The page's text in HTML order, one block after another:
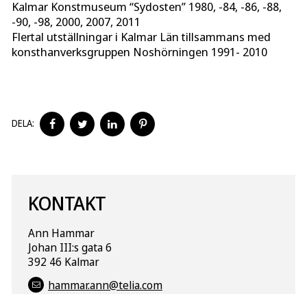
Kalmar Konstmuseum “Sydosten” 1980, -84, -86, -88,
-90, -98, 2000, 2007, 2011
Flertal utställningar i Kalmar Län tillsammans med
konsthanverksgruppen Noshörningen 1991- 2010
DELA:
DELA
PÅ
DELA
PÅ
DELA
PÅ
PÅ
KONTAKT
Ann Hammar
Johan III:s gata 6
392 46 Kalmar
hammar.ann@telia.com